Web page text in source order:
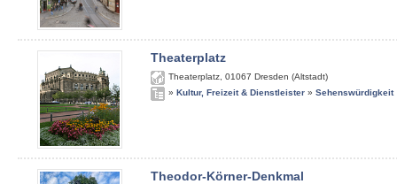
Theaterplatz
Theaterplatz 01067 Dresden (Altstadt)
» Kultur, Freizeit & Dienstleister » Sehenswürdigkeit
Theodor-Körner-Denkmal